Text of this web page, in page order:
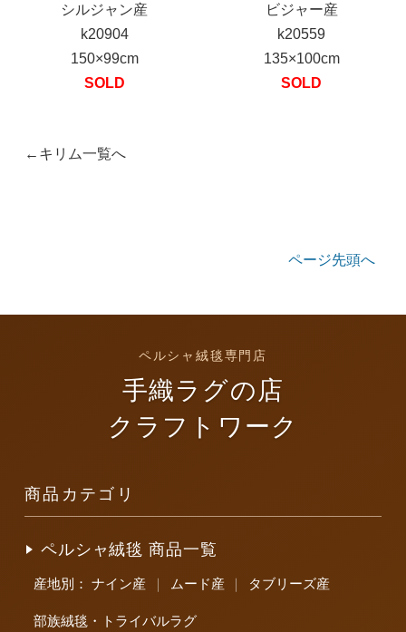
シルジャン産
k20904
150×99cm
SOLD
ビジャー産
k20559
135×100cm
SOLD
←キリム一覧へ
ページ先頭へ
ペルシャ絨毯専門店
手織ラグの店
クラフトワーク
商品カテゴリ
ペルシャ絨毯 商品一覧
産地別： ナイン産 ｜ ムード産 ｜ タブリーズ産
部族絨毯・トライバルラグ